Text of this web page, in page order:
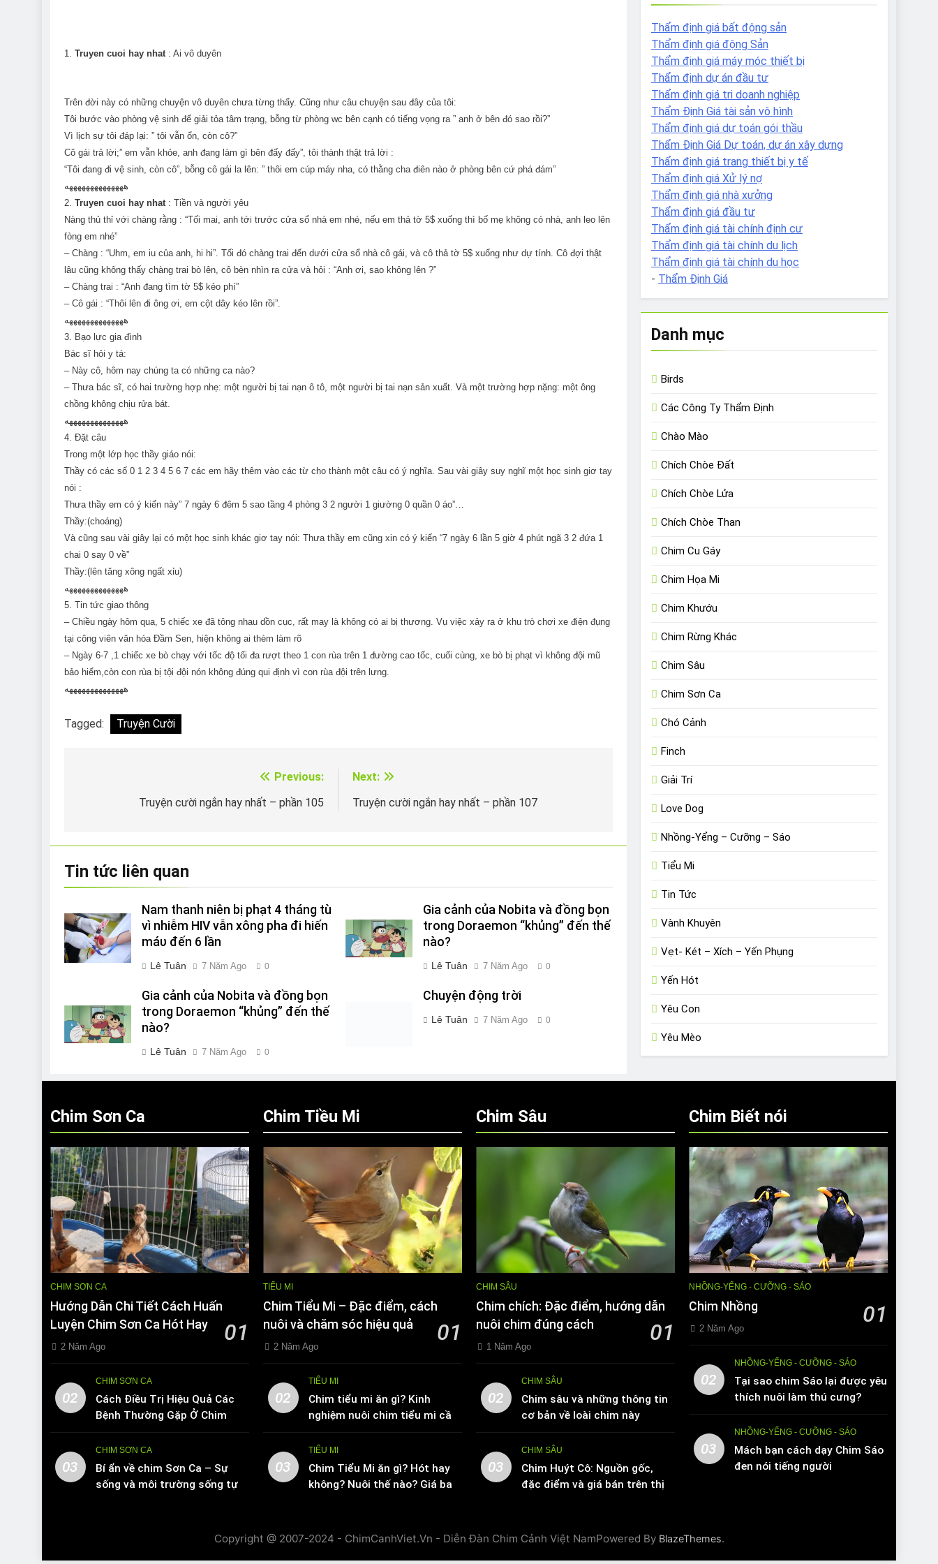
1. Truyen cuoi hay nhat: Ai vô duyên
Trên đời này có những chuyện vô duyên chưa từng thấy. Cũng như câu chuyện sau đây của tôi:
Tôi bước vào phòng vệ sinh để giải tỏa tâm trạng, bỗng từ phòng wc bên cạnh có tiếng vọng ra ” anh ở bên đó sao rồi?”
Vì lịch sự tôi đáp lại: ” tôi vẫn ổn, còn cô?”
Cô gái trả lời;” em vẫn khỏe, anh đang làm gì bên đấy đấy”, tôi thành thật trả lời :
“Tôi đang đi vệ sinh, còn cô”, bỗng cô gái la lên: ” thôi em cúp máy nha, có thằng cha điên nào ở phòng bên cứ phá đám”
ههههههههههههههه
2. Truyen cuoi hay nhat : Tiền và người yêu
Nàng thủ thỉ với chàng rằng : “Tối mai, anh tới trước cửa sổ nhà em nhé, nếu em thả tờ 5$ xuống thì bố mẹ không có nhà, anh leo lên
fòng em nhé”
– Chàng : “Uhm, em iu của anh, hi hi”. Tối đó chàng trai đến dưới cửa sổ nhà cô gái, và cô thả tờ 5$ xuống như dự tính. Cô đợi thật
lâu cũng không thấy chàng trai bò lên, cô bèn nhìn ra cửa và hỏi : “Anh ơi, sao không lên ?”
– Chàng trai : “Anh đang tìm tờ 5$ kẻo phí”
– Cô gái : “Thôi lên đi ông ơi, em cột dây kéo lên rồi”.
ههههههههههههههه
3. Bạo lực gia đình
Bác sĩ hỏi y tá:
– Này cô, hôm nay chúng ta có những ca nào?
– Thưa bác sĩ, có hai trường hợp nhẹ: một người bị tai nạn ô tô, một người bị tai nạn sản xuất. Và một trường hợp nặng: một ông
chồng không chịu rửa bát.
ههههههههههههههه
4. Đặt câu
Trong một lớp học thầy giáo nói:
Thầy có các số 0 1 2 3 4 5 6 7 các em hãy thêm vào các từ cho thành một câu có ý nghĩa. Sau vài giây suy nghĩ một học sinh giơ tay
nói :
Thưa thầy em có ý kiến này” 7 ngày 6 đêm 5 sao tầng 4 phòng 3 2 người 1 giường 0 quần 0 áo”…
Thầy:(choáng)
Và cũng sau vài giây lại có một học sinh khác giơ tay nói: Thưa thầy em cũng xin có ý kiến “7 ngày 6 lần 5 giờ 4 phút ngã 3 2 đứa 1
chai 0 say 0 về”
Thầy:(lên tăng xông ngất xỉu)
ههههههههههههههه
5. Tin tức giao thông
– Chiều ngày hôm qua, 5 chiếc xe đã tông nhau dồn cục, rất may là không có ai bị thương. Vụ việc xảy ra ở khu trò chơi xe điện đụng
tại công viên văn hóa Đầm Sen, hiện không ai thèm làm rõ
– Ngày 6-7 ,1 chiếc xe bò chạy với tốc độ tối đa rượt theo 1 con rùa trên 1 đường cao tốc, cuối cùng, xe bò bị phạt vì không đội mũ
bảo hiểm,còn con rùa bị tội đội nón không đúng qui định vì con rùa đội trên lưng.
ههههههههههههههه
Tagged: Truyện Cười
Previous:
Truyện cười ngắn hay nhất – phần 105
Next:
Truyện cười ngắn hay nhất – phần 107
Tin tức liên quan
Nam thanh niên bị phạt 4 tháng tù
vì nhiễm HIV vẫn xông pha đi hiến
máυ đến 6 lần
Lê Tuân 7 Năm Ago 0
Gia cảnh của Nobita và đồng bọn
trong Doraemon “khủng” đến thế
nào?
Lê Tuân 7 Năm Ago 0
Gia cảnh của Nobita và đồng bọn
trong Doraemon “khủng” đến thế
nào?
Lê Tuân 7 Năm Ago 0
Chuyện động trời
Lê Tuân 7 Năm Ago 0
Thẩm định giá bất động sản
Thẩm định giá động Sản
Thẩm định giá máy móc thiết bị
Thẩm định dự án đầu tư
Thẩm định giá tri doanh nghiệp
Thẩm Định Giá tài sản vô hình
Thẩm định giá dự toán gói thầu
Thẩm Định Giá Dự toán, dự án xây dựng
Thẩm định giá trang thiết bị y tế
Thẩm định giá Xử lý nợ
Thẩm định giá nhà xưởng
Thẩm định giá đầu tư
Thẩm định giá tài chính định cư
Thẩm định giá tài chính du lịch
Thẩm định giá tài chính du học
- Thẩm Định Giá
Danh mục
Birds
Các Công Ty Thẩm Định
Chào Mào
Chích Chòe Đất
Chích Chòe Lửa
Chích Chòe Than
Chim Cu Gáy
Chim Họa Mi
Chim Khướu
Chim Rừng Khác
Chim Sâu
Chim Sơn Ca
Chó Cảnh
Finch
Giải Trí
Love Dog
Nhồng-Yểng – Cưỡng – Sáo
Tiểu Mi
Tin Tức
Vành Khuyên
Vẹt- Két – Xích – Yến Phụng
Yến Hót
Yêu Con
Yêu Mèo
Chim Sơn Ca
CHIM SƠN CA
Hướng Dẫn Chi Tiết Cách Huấn
Luyện Chim Sơn Ca Hót Hay
01
2 Năm Ago
02
CHIM SƠN CA
Cách Điều Trị Hiệu Quả Các
Bệnh Thường Gặp Ở Chim
Sơn Ca
03
CHIM SƠN CA
Bí ẩn về chim Sơn Ca – Sự
sống và môi trường sống tự
Chim Tiều Mi
TIỂU MI
Chim Tiểu Mi – Đặc điểm, cách
nuôi và chăm sóc hiệu quả
01
2 Năm Ago
02
TIỂU MI
Chim tiểu mi ăn gì? Kinh
nghiệm nuôi chim tiểu mi cần
biết
03
TIỂU MI
Chim Tiểu Mi ăn gì? Hót hay
không? Nuôi thế nào? Giá bao
Chim Sâu
CHIM SÂU
Chim chích: Đặc điểm, hướng dẫn
nuôi chim đúng cách
01
1 Năm Ago
02
CHIM SÂU
Chim sâu và những thông tin
cơ bản về loài chim này
03
CHIM SÂU
Chim Huýt Cô: Nguồn gốc,
đặc điểm và giá bán trên thị
Chim Biết nói
NHỒNG-YỂNG - CƯỠNG - SÁO
Chim Nhồng 01
2 Năm Ago
02
NHỒNG-YỂNG - CƯỠNG - SÁO
Tại sao chim Sáo lại được yêu
thích nuôi làm thú cưng?
03
NHỒNG-YỂNG - CƯỠNG - SÁO
Mách bạn cách dạy Chim Sáo
đen nói tiếng người
Copyright @ 2007-2024 - ChimCanhViet.Vn - Diễn Đàn Chim Cảnh Việt NamPowered By BlazeThemes.